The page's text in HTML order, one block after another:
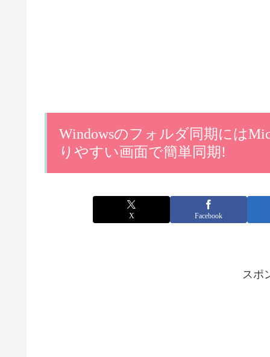
Windowsのフォルダ同期には
りやすい画面で簡単同期!
X Facebook
スポ